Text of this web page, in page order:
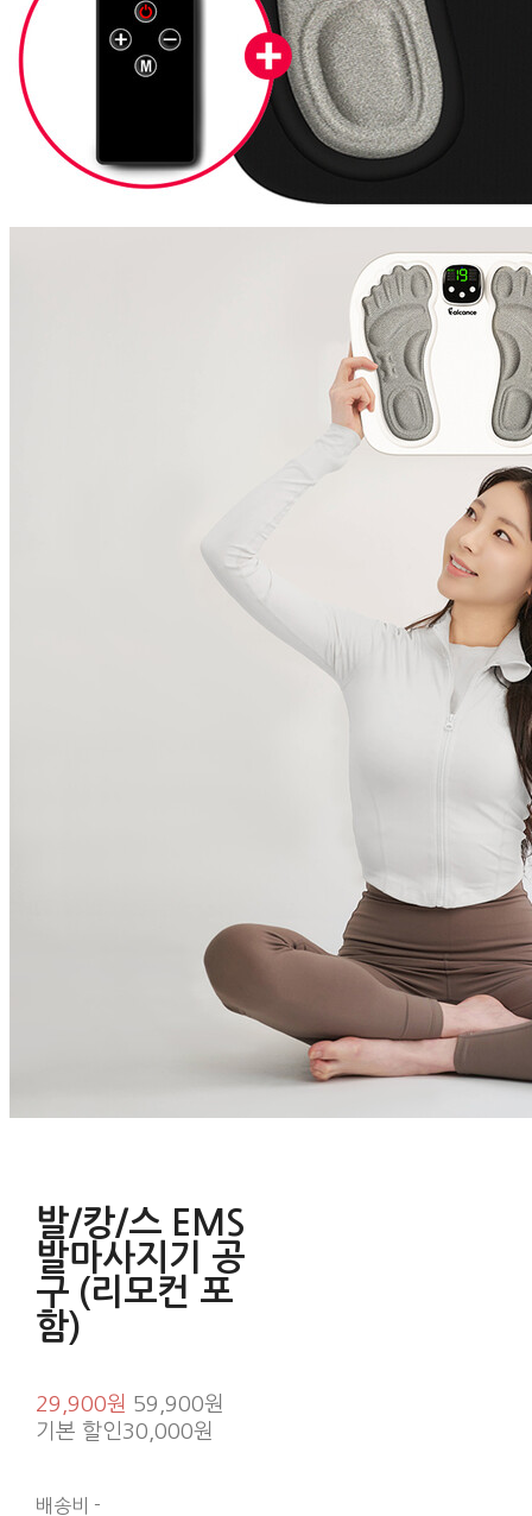
발/캉/스 EMS
발마사지기 공
구 (리모컨 포
함)
29,900원 59,900원
기본 할인30,000원
배송비 -